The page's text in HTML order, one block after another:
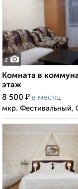
2
Комната в
этаж
8 500 ₽ в месяц
мкр. Фестивальный,